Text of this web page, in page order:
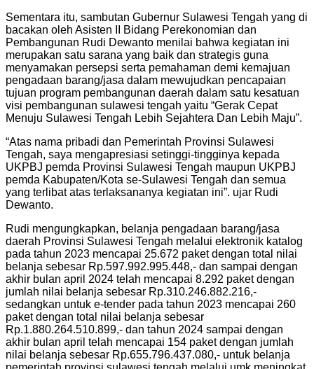
Sementara itu, sambutan Gubernur Sulawesi Tengah yang di
bacakan oleh Asisten II Bidang Perekonomian dan
Pembangunan Rudi Dewanto menilai bahwa kegiatan ini
merupakan satu sarana yang baik dan strategis guna
menyamakan persepsi serta pemahaman demi kemajuan
pengadaan barang/jasa dalam mewujudkan pencapaian
tujuan program pembangunan daerah dalam satu kesatuan
visi pembangunan sulawesi tengah yaitu “Gerak Cepat
Menuju Sulawesi Tengah Lebih Sejahtera Dan Lebih Maju”.
“Atas nama pribadi dan Pemerintah Provinsi Sulawesi
Tengah, saya mengapresiasi setinggi-tingginya kepada
UKPBJ pemda Provinsi Sulawesi Tengah maupun UKPBJ
pemda Kabupaten/Kota se-Sulawesi Tengah dan semua
yang terlibat atas terlaksananya kegiatan ini”. ujar Rudi
Dewanto.
Rudi mengungkapkan, belanja pengadaan barang/jasa
daerah Provinsi Sulawesi Tengah melalui elektronik katalog
pada tahun 2023 mencapai 25.672 paket dengan total nilai
belanja sebesar Rp.597.992.995.448,- dan sampai dengan
akhir bulan april 2024 telah mencapai 8.292 paket dengan
jumlah nilai belanja sebesar Rp.310.246.882.216,-
sedangkan untuk e-tender pada tahun 2023 mencapai 260
paket dengan total nilai belanja sebesar
Rp.1.880.264.510.899,- dan tahun 2024 sampai dengan
akhir bulan april telah mencapai 154 paket dengan jumlah
nilai belanja sebesar Rp.655.796.437.080,- untuk belanja